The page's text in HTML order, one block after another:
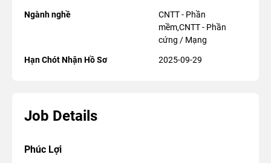
Ngành nghề
CNTT - Phần
mềm,CNTT - Phần
cứng / Mạng
Hạn Chót Nhận Hồ Sơ 2025-09-29
Job Details
Phúc Lợi